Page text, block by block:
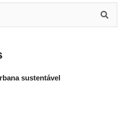
sustentável